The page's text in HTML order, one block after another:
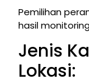
Pemilihan
hasil
Jenis
Lokasi: